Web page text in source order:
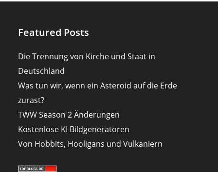
Featured Posts
Die Trennung von Kirche und Staat in
Deutschland
Was tun wir, wenn ein Asteroid auf die Erde
zurast?
TWW Season 2 Änderungen
Kostenlose KI Bildgeneratoren
Von Hobbits, Hooligans und Vulkaniern